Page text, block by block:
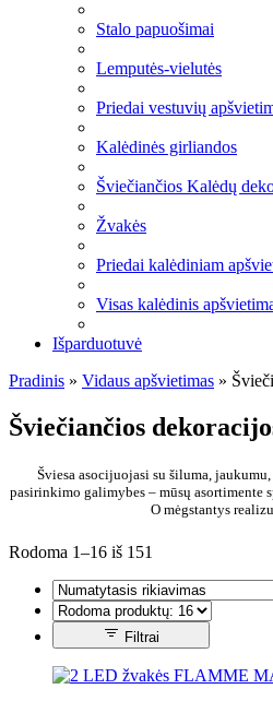
Stalo papuošimai
Lemputės-vielutės
Priedai vestuvių
Kalėdinės girliandos
Šviečiančios Kalėdų
Žvakės
Priedai kalėdiniam
Visas kalėdinis
Išparduotuvė
Pradinis » Vidaus apšvietimas »
Šviečiančios
Šviesa asocijuojasi su šiluma,
pasirinkimo galimybes – mūsų
O mėgstantys
Rodoma 1–16 iš 151
Filtrai